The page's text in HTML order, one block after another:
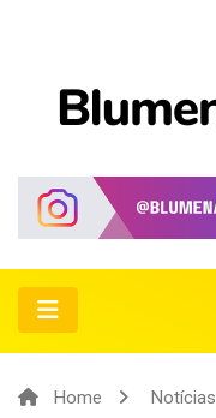
Home Notícias